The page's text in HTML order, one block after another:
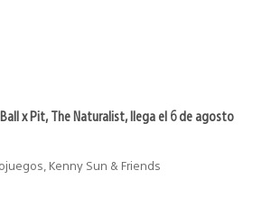
x Pit, The Naturalist, llega el 6 de agosto
Kenny Sun & Friends